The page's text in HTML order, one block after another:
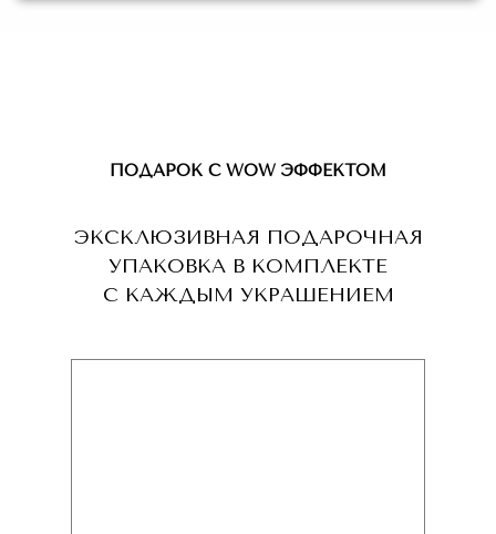
ЭКСКЛЮЗИВНАЯ ПОДАРОЧНАЯ
УПАКОВКА В КОМПЛЕКТЕ
С КАЖДЫМ УКРАШЕНИЕМ
ПОДАРОК С WOW ЭФФЕКТОМ